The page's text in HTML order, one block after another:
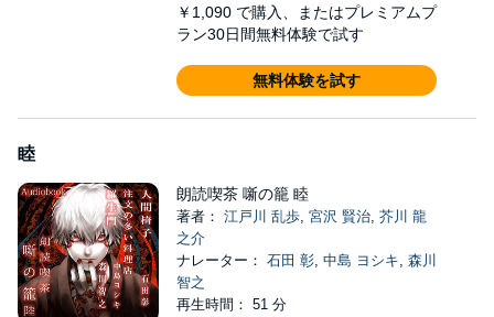
￥1,090 で購入、またはプレミアムプ
ラン30日間無料体験で試す
無料体験を試す
睦
朗読喫茶 噺の籠 睦
著者： 江戸川 乱歩, 宮沢 賢治, 芥川 龍
之介
ナレーター： 石田 彰, 中島 ヨシキ, 森川
智之
再生時間： 51 分